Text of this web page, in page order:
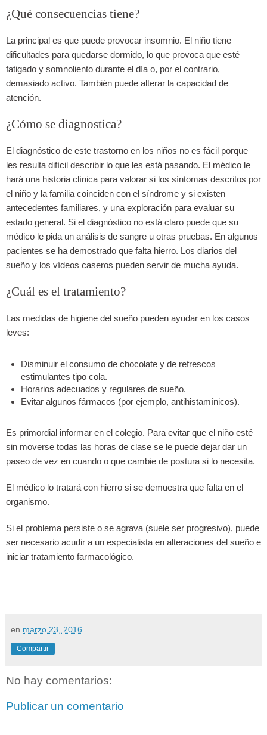
¿Qué consecuencias tiene?
La principal es que puede provocar insomnio. El niño tiene
dificultades para quedarse dormido, lo que provoca que esté
fatigado y somnoliento durante el día o, por el contrario,
demasiado activo. También puede alterar la capacidad de
atención.
¿Cómo se diagnostica?
El diagnóstico de este trastorno en los niños no es fácil porque
les resulta difícil describir lo que les está pasando. El médico le
hará una historia clínica para valorar si los síntomas descritos por
el niño y la familia coinciden con el síndrome y si existen
antecedentes familiares, y una exploración para evaluar su
estado general. Si el diagnóstico no está claro puede que su
médico le pida un análisis de sangre u otras pruebas. En algunos
pacientes se ha demostrado que falta hierro. Los diarios del
sueño y los vídeos caseros pueden servir de mucha ayuda.
¿Cuál es el tratamiento?
Las medidas de higiene del sueño pueden ayudar en los casos
leves:
Disminuir el consumo de chocolate y de refrescos
estimulantes tipo cola.
Horarios adecuados y regulares de sueño.
Evitar algunos fármacos (por ejemplo, antihistamínicos).
Es primordial informar en el colegio. Para evitar que el niño esté
sin moverse todas las horas de clase se le puede dejar dar un
paseo de vez en cuando o que cambie de postura si lo necesita.
El médico lo tratará con hierro si se demuestra que falta en el
organismo.
Si el problema persiste o se agrava (suele ser progresivo), puede
ser necesario acudir a un especialista en alteraciones del sueño e
iniciar tratamiento farmacológico.
en marzo 23, 2016
Compartir
No hay comentarios:
Publicar un comentario